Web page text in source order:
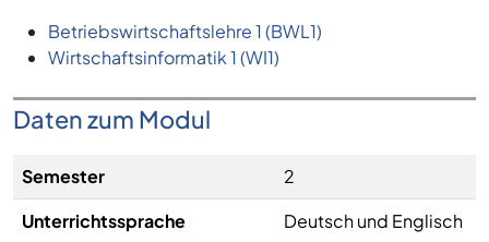
Betriebswirtschaftslehre 1 (BWL1)
Wirtschaftsinformatik 1 (WI1)
Daten zum Modul
Semester
2
Unterrichtssprache
Deutsch und Englisch